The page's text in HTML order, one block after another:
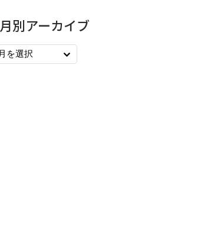
月別アーカイブ